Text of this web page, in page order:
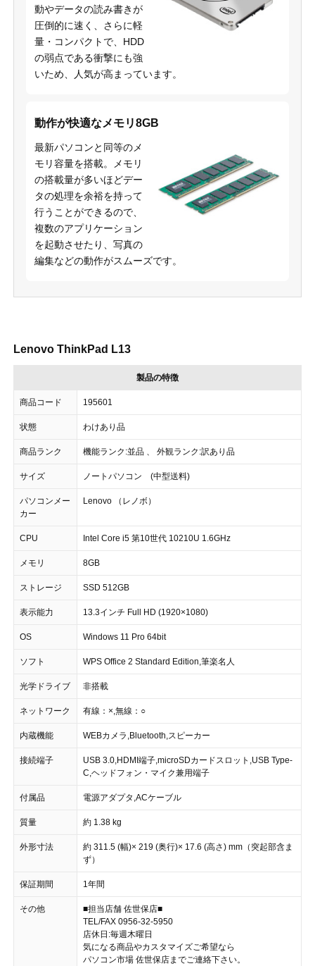
動やデータの読み書きが
圧倒的に速く、さらに軽
量・コンパクトで、HDD
の弱点である衝撃にも強
いため、人気が高まっています。
動作が快適なメモリ8GB
最新パソコンと同等のメ
モリ容量を搭載。メモリ
の搭載量が多いほどデー
タの処理を余裕を持って
行うことができるので、
複数のアプリケーション
を起動させたり、写真の
編集などの動作がスムーズです。
Lenovo ThinkPad L13
製品の特徴
商品コード 195601
状態 わけあり品
商品ランク 機能ランク:並品 、 外観ランク:訳あり品
サイズ ノートパソコン (中型送料)
パソコンメー
カー
Lenovo （レノボ）
CPU Intel Core i5 第10世代 10210U 1.6GHz
メモリ 8GB
ストレージ SSD 512GB
表示能力 13.3インチ Full HD (1920×1080)
OS Windows 11 Pro 64bit
ソフト WPS Office 2 Standard Edition,筆楽名人
光学ドライブ 非搭載
ネットワーク 有線：×,無線：○
内蔵機能 WEBカメラ,Bluetooth,スピーカー
接続端子
USB 3.0,HDMI端子,microSDカードスロット,USB Type-
C,ヘッドフォン・マイク兼用端子
付属品 電源アダプタ,ACケーブル
質量 約 1.38 kg
外形寸法
約 311.5 (幅)× 219 (奥行)× 17.6 (高さ) mm（突起部含ま
ず）
保証期間 1年間
その他
■担当店舗 佐世保店■
TEL/FAX 0956-32-5950
店休日:毎週木曜日
気になる商品やカスタマイズご希望なら
パソコン市場 佐世保店までご連絡下さい。